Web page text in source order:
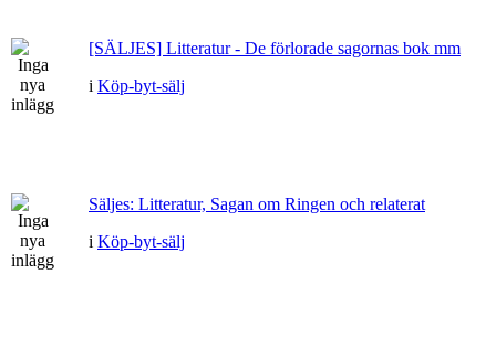
[SÄLJES] Litteratur - De förlorade sagornas bok mm
i Köp-byt-sälj
Säljes: Litteratur, Sagan om Ringen och relaterat
i Köp-byt-sälj